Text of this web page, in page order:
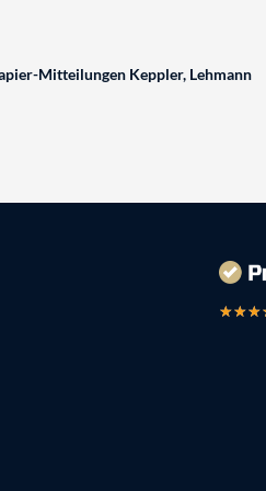
Mitteilungen Keppler, Lehmann